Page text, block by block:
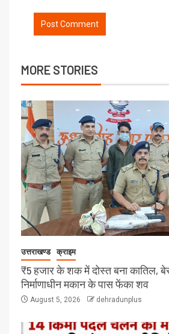
MORE STORIES
उत्तराखण्ड क्राइम
₹5 हजार के शक में दोस्त बना कातिल,
निर्माणाधीन मकान के पास फेंका शव
August 5, 2026 dehradunplus